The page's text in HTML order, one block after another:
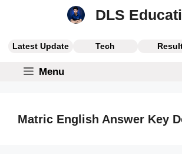
DLS
Latest Update Tech
Menu
Matric English Answer Key